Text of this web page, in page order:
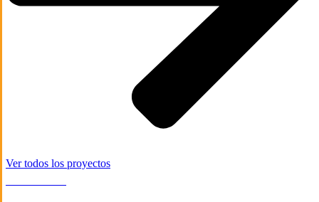
Ver todos los proyectos